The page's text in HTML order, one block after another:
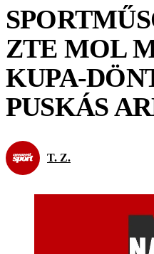
ZTE MOL
KUPA-
PUSKÁS
T. Z.